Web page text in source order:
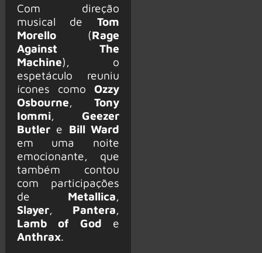
Com direção
musical de Tom
Morello(Rage
Against The
Machine), o
espetáculo reuniu
ícones como Ozzy
Osbourne
Tony
Iommi, Geezer
Butlere Bill Ward
em uma noite
emocionante, que
também contou
com participações
de Metallica
Slayer, Pantera
Lamb of God e
Anthrax.